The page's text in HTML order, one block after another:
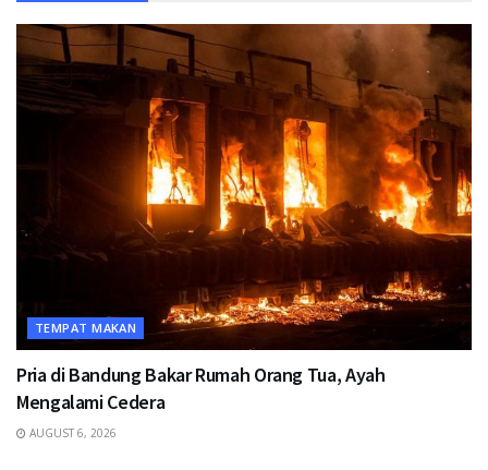
TEMPAT MAKAN
Pria di Bandung Bakar Rumah Orang Tua, Ayah
Mengalami Cedera
AUGUST 6, 2026